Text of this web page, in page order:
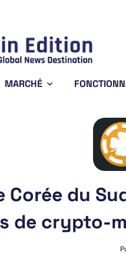
Bitcoin
BTC
MARCHÉ
Corée du
de crypto-